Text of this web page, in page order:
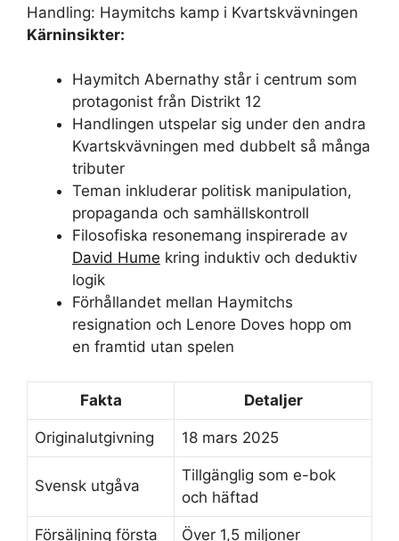
Handling: Haymitchs kamp i Kvartskvävningen
Kärninsikter:
Haymitch Abernathy står i centrum som
protagonist från Distrikt 12
Handlingen utspelar sig under den andra
Kvartskvävningen med dubbelt så många
tributer
Teman inkluderar politisk manipulation,
propaganda och samhällskontroll
Filosofiska resonemang inspirerade av
David Hume kring induktiv och deduktiv
logik
Förhållandet mellan Haymitchs
resignation och Lenore Doves hopp om
en framtid utan spelen
Fakta Detaljer
Originalutgivning 18 mars 2025
Svensk utgåva
Tillgänglig som e-bok
och häftad
Försäljning första
Över 1,5 miljoner